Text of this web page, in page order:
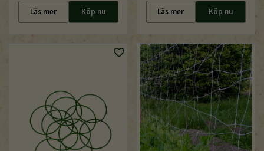
Läs mer Köp nu Läs mer Köp nu